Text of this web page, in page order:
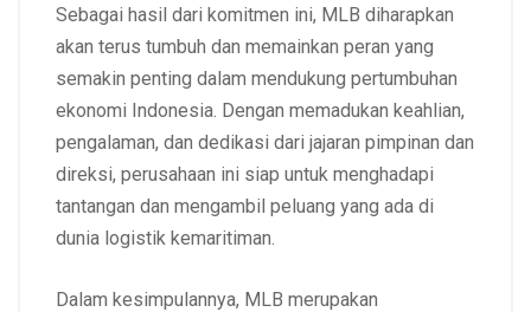
Sebagai hasil dari komitmen ini, MLB diharapkan
akan terus tumbuh dan memainkan peran yang
semakin penting dalam mendukung pertumbuhan
ekonomi Indonesia. Dengan memadukan keahlian,
pengalaman, dan dedikasi dari jajaran pimpinan dan
direksi, perusahaan ini siap untuk menghadapi
tantangan dan mengambil peluang yang ada di
dunia logistik kemaritiman.
Dalam kesimpulannya, MLB merupakan